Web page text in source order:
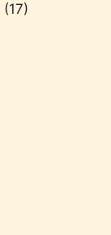
(17)